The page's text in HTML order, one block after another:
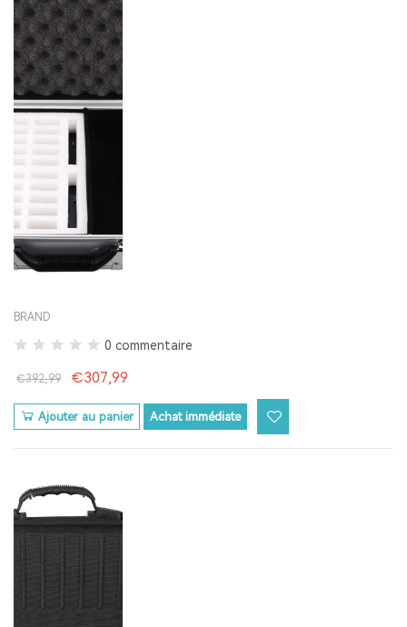
BRAND
0 commentaire
€392,99 €307,99
Ajouter au panier Achat immédiate